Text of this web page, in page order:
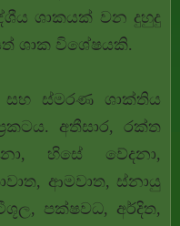
ශාකයක් වන දුහුදු
ශාක විශේෂයකි.
සහ ස්මරණ ශාක්තිය
අතීසාර, රක්ත
හිසේ වේදනා,
ආමවාත, ස්නායු
පක්ෂවධ, අර්දිත,